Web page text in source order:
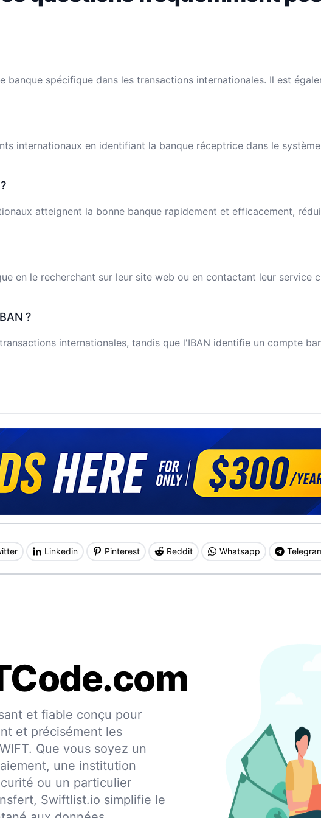
banque spécifique dans les transactions internationales. Il est
internationaux en identifiant la banque réceptrice dans le
atteignent la bonne banque rapidement et efficacement,
en le recherchant sur leur site web ou en contactant leur service
?
internationales, tandis que l'IBAN identifie un compte
Linkedin Pinterest Reddit Whatsapp
et fiable conçu pour
et précisément les
Que vous soyez un
une institution
ou un particulier
Swiftlist.io simplifie le